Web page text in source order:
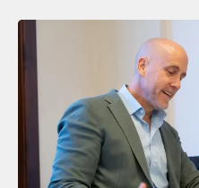
Marieke